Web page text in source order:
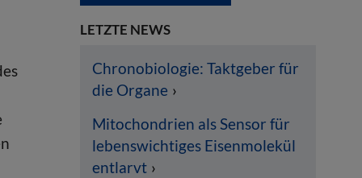
LETZTE NEWS
Chronobiologie: Taktgeber für
die Organe
Mitochondrien als Sensor für
lebenswichtiges Eisenmolekül
entlarvt